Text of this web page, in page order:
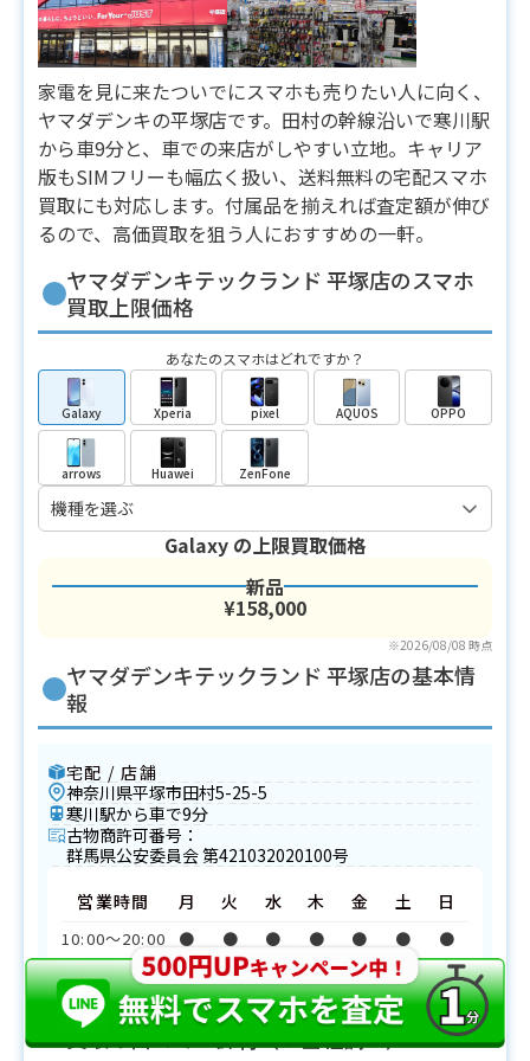
家電を見に来たついでにスマホも売りたい人に向く、
ヤマダデンキの平塚店です。田村の幹線沿いで寒川駅
から車9分と、車での来店がしやすい立地。キャリア
版もSIMフリーも幅広く扱い、送料無料の宅配スマホ
買取にも対応します。付属品を揃えれば査定額が伸び
るので、高価買取を狙う人におすすめの一軒。
ヤマダデンキテックランド 平塚店のスマホ
買取上限価格
あなたのスマホはどれですか？
Galaxy Xperia pixel AQUOS OPPO
arrows Huawei ZenFone
Galaxy の上限買取価格
新品
¥158,000
※2026/08/08 時点
ヤマダデンキテックランド 平塚店の基本情
報
宅配 / 店舗
神奈川県平塚市田村5-25-5
寒川駅から車で9分
古物商許可番号：
群馬県公安委員会 第421032020100号
営業時間
10:00〜20:00
月
●
火
●
水
●
木
●
金
●
土
●
日
●
ヤマダデンキテックランド 平塚店のスマホ
買取の口コミ・評判（※当社調べ）